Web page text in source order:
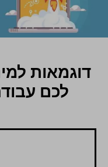
דוגמאות
לכם